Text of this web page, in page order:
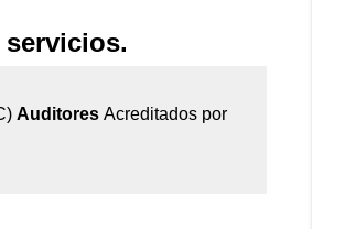
Auditores Acreditados por